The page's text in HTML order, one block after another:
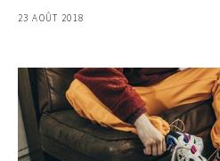
23 AOÛT 2018